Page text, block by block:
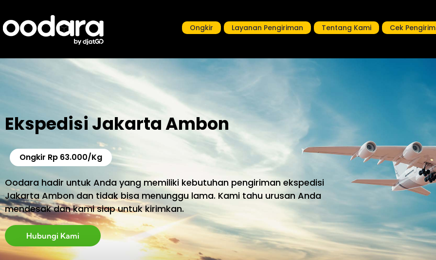
Ongkir Layanan Pengiriman Tentang Kami Cek
Ekspedisi Jakarta Ambon
Ongkir Rp 63.000/Kg
Oodara hadir untuk Anda yang memiliki kebutuhan pengiriman ekspedisi
Jakarta Ambon dan tidak bisa menunggu lama. Kami tahu urusan Anda
mendesak dan kami siap untuk kirimkan.
Hubungi Kami